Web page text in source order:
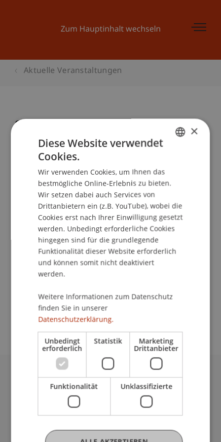
Zum Hauptinhalt wechseln
Aktuelle Veranstaltungen
Sufficiency in Building - how do we
live in the future?
Dozierende/Dozierender:
School/Professur:
Rektorat
Veranstaltungsdetails
Kontakt
Universität Liechtenstein
Fürst-Franz-Josef-Strasse
Liechtenstein
T +423 265 11 11
×
Diese Website verwendet
Cookies.
Wir verwenden Cookies, um Ihnen das
bestmögliche Online-Erlebnis zu bieten.
Wir setzen dabei auch Services von
Drittanbietern ein (z.B. YouTube), wobei die
Cookies erst nach Ihrer Einwilligung gesetzt
werden. Unbedingt erforderliche Cookies
hingegen sind für die grundlegende
Funktionalität dieser Website erforderlich
und können somit nicht deaktiviert
werden.
Weitere Informationen zum Datenschutz
finden Sie in unserer
Datenschutzerklärung.
Unbedingt
erforderlich
Statistik Marketing
Drittanbieter
Funktionalität Unklassifizierte